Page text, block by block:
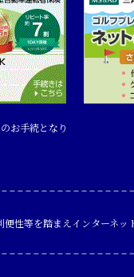
お手続となり
性等を踏まえインターネッ